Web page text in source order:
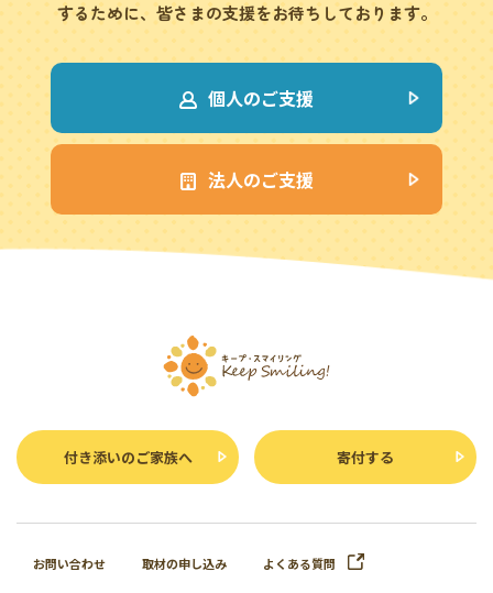
するために、皆さまの支援をお待ちしております。
個人のご支援
法人のご支援
付き添いのご家族へ 寄付する
お問い合わせ 取材の申し込み よくある質問